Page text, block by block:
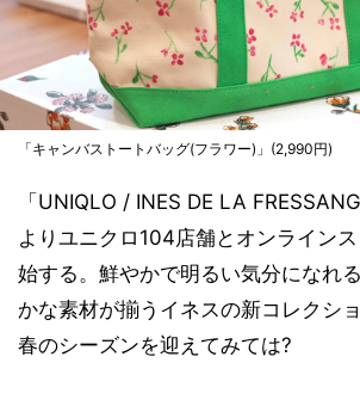
「キャンバストートバッグ(フラワー)」(2,990円)
「UNIQLO / INES DE LA
よりユニクロ104店舗とオンライン
始する。鮮やかで明るい気分になれ
かな素材が揃うイネスの新コレクシ
春のシーズンを迎えてみては?